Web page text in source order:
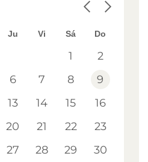
Ju Vi Sá Do
1
2
6 7 8
9
13 14 15
16
20 21 22
23
27 28 29
30